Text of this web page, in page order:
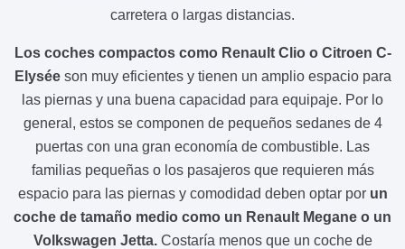
carretera o largas distancias.
Los coches compactos como Renault Clio o Citroen C-
Elysée son muy eficientes y tienen un amplio espacio para
las piernas y una buena capacidad para equipaje. Por lo
general, estos se componen de pequeños sedanes de 4
puertas con una gran economía de combustible. Las
familias pequeñas o los pasajeros que requieren más
espacio para las piernas y comodidad deben optar por un
coche de tamaño medio como un Renault Megane o un
Volkswagen Jetta. Costaría menos que un coche de